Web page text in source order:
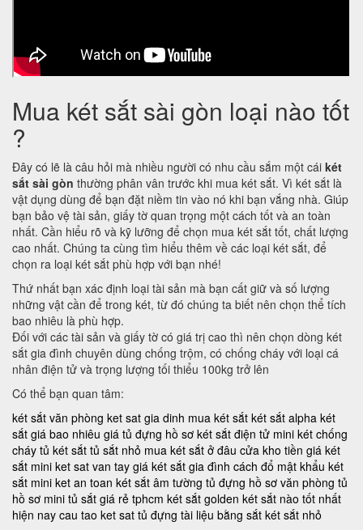
Mua két sắt sài gòn loại nào tốt
?
Đây có lẽ là câu hỏi mà nhiều người có nhu cầu sắm một cái két
sắt sài gòn thường phân vân trước khi mua két sắt. Vì két sắt là
vật dụng dùng để bạn đặt niềm tin vào nó khi bạn vắng nhà. Giúp
bạn bảo vệ tài sản, giấy tờ quan trọng một cách tốt và an toàn
nhất. Cần hiểu rõ và kỹ lưỡng để chọn mua két sắt tốt, chất lượng
cao nhất. Chúng ta cùng tìm hiểu thêm về các loại két sắt, để
chọn ra loại két sắt phù hợp với bạn nhé!
Thứ nhất bạn xác định loại tài sản mà bạn cất giữ và số lượng
những vật cần để trong két, từ đó chúng ta biết nên chọn thể tích
bao nhiêu là phù hợp.
Đối với các tài sản và giấy tờ có giá trị cao thì nên chọn dòng két
sắt gia đình chuyên dùng chống trộm, có chống cháy với loại cá
nhân điện tử và trọng lượng tối thiểu 100kg trở lên
Có thể bạn quan tâm:
két sắt văn phòng ket sat gia dinh mua két sắt két sắt alpha két
sắt giá bao nhiêu giá tủ đựng hồ sơ két sắt điện tử mini két chống
cháy tủ két sắt tủ sắt nhỏ mua két sắt ở đâu cửa kho tiền giá két
sắt mini ket sat van tay giá két sắt gia đình cách đổ mật khẩu két
sắt mini ket an toan két sắt âm tường tủ đựng hồ sơ văn phòng tủ
hồ sơ mini tủ sắt giá rẻ tphcm két sắt golden két sắt nào tốt nhất
hiện nay cau tao ket sat tủ đựng tài liệu bằng sắt két sắt nhỏ